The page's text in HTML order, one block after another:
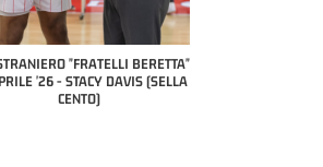
BERETTA"
DAVIS (SELLA
MVP "FRATELLI BERETTA" SAMUEL
DILAS B NAZIONALE APRILE '26 -